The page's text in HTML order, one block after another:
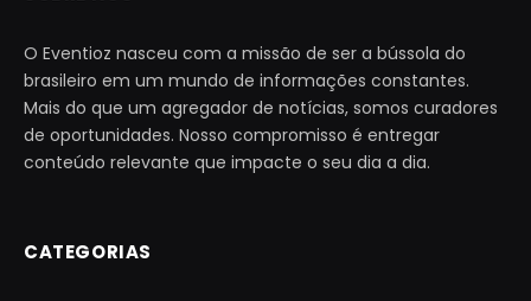
O Eventioz nasceu com a missão de ser a bússola do
brasileiro em um mundo de informações constantes.
Mais do que um agregador de notícias, somos curadores
de oportunidades. Nosso compromisso é entregar
conteúdo relevante que impacte o seu dia a dia.
CATEGORIAS